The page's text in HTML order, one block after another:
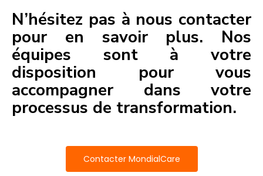
N’hésitez pas à nous contacter
pour en savoir plus. Nos
équipes sont à votre
disposition pour vous
accompagner dans votre
processus de transformation.
Contacter MondialCare